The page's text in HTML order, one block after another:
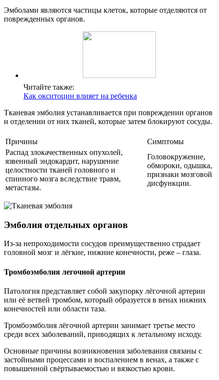
Эмболами являются частицы клеток, которые отделяются от
поврежденных органов.
Читайте также:
Как окситоцин влияет на ребенка
Тканевая эмболия устанавливается при повреждении органов
и отделении от них тканей, которые затем блокируют сосуды.
Причины
Симптомы
Распад злокачественных опухолей,
язвенный эндокардит, нарушение
целостности тканей головного и
спинного мозга вследствие травм,
метастазы.
Головокружение,
обмороки, одышка,
признаки мозговой
дисфункции.
Эмболия отдельных органов
Из-за непроходимости сосудов преимущественно страдает
головной мозг и лёгкие, нижние конечности, реже – глаза.
Тромбоэмболия легочной артерии
Патология представляет собой закупорку лёгочной артерии
или её ветвей тромбом, который образуется в венах нижних
конечностей или области таза.
Тромбоэмболия лёгочной артерии занимает третье место
среди всех заболеваний, приводящих к летальному исходу.
Основные причины возникновения заболевания связаны с
застойными процессами и воспалением в венах, а также с
повышенной свёртываемостью и вязкостью крови.